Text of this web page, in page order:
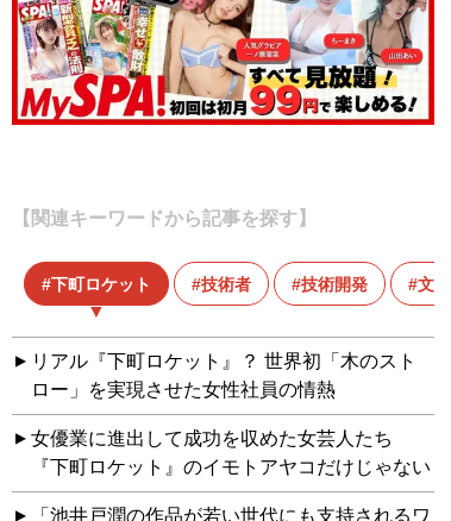
【関連キーワードから記事を探す】
下町ロケット 技術者 技術開発 文具
リアル『下町ロケット』？ 世界初「木のスト
ロー」を実現させた女性社員の情熱
女優業に進出して成功を収めた女芸人たち
『下町ロケット』のイモトアヤコだけじゃない
「池井戸潤の作品が若い世代にも支持されるワ